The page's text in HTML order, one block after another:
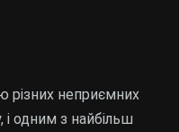
різних неприємних
і одним з найбільш